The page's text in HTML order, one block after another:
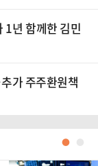
년 함께한 김민
가 주주환원책
●